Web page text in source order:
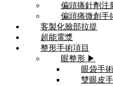
偏頭痛針劑注
偏頭痛微創手
客製化臉部拉提
超能電漿
整形手術項目
眼整形 ▶
眼袋手術
雙眼皮